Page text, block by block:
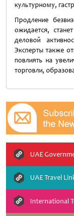
культурному,
Продление
ожидается,
деловой
Эксперты также
повлиять на
торговли,
UAE
UAE Travel
International